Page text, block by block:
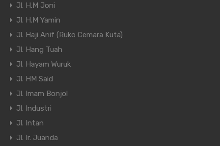
Jl. H.M Joni
Jl. H.M Yamin
Jl. Haji Anif (Ruko Cemara Kuta)
Jl. Hang Tuah
Jl. Hayam Wuruk
Jl. HM Said
Jl. Imam Bonjol
Jl. Industri
Jl. Intan
Jl. Ir. Juanda